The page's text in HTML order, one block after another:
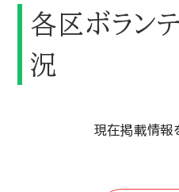
各区ボラン
況
現在掲載情報